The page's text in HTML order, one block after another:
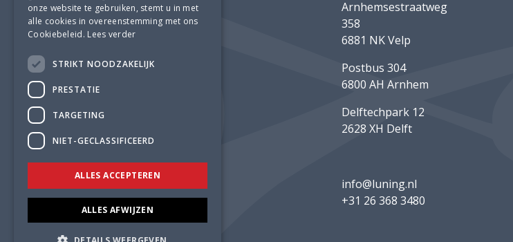
Arnhemsestraatweg
358
6881 NK Velp
Postbus 304
6800 AH Arnhem
Delftechpark 12
2628 XH Delft
info@luning.nl
+31 26 368 3480
onze website te gebruiken, stemt u in met
alle cookies in overeenstemming met ons
Cookiebeleid. Lees verder
STRIKT NOODZAKELIJK
PRESTATIE
TARGETING
NIET-GECLASSIFICEERD
ALLES ACCEPTEREN
ALLES AFWIJZEN